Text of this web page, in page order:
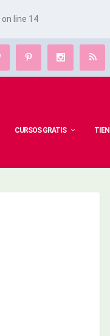
on line 14
CURSOS GRATIS